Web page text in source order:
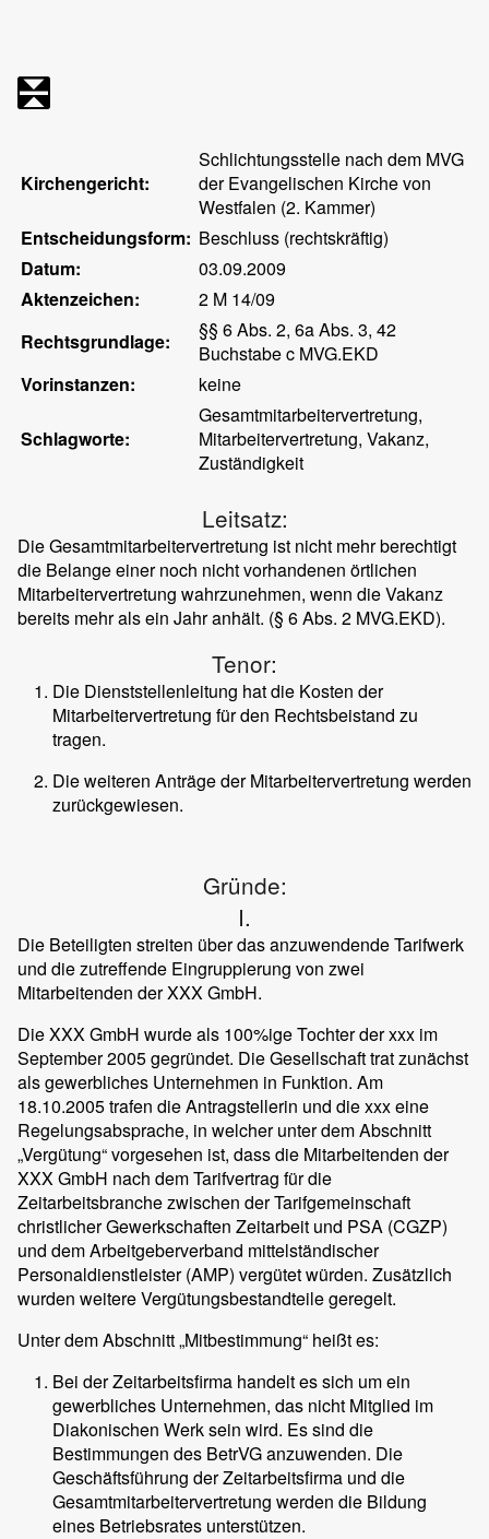
Kirchengericht:
Schlichtungsstelle nach dem MVG
der Evangelischen Kirche von
Westfalen (2. Kammer)
Entscheidungsform: Beschluss (rechtskräftig)
Datum:
03.09.2009
Aktenzeichen:
2 M 14/09
Rechtsgrundlage:
§§ 6 Abs. 2, 6a Abs. 3, 42
Buchstabe c MVG.EKD
Vorinstanzen:
keine
Schlagworte:
Gesamtmitarbeitervertretung,
Mitarbeitervertretung, Vakanz,
Zuständigkeit
Leitsatz:
Die Gesamtmitarbeitervertretung ist nicht mehr berechtigt
die Belange einer noch nicht vorhandenen örtlichen
Mitarbeitervertretung wahrzunehmen, wenn die Vakanz
bereits mehr als ein Jahr anhält. (§ 6 Abs. 2 MVG.EKD).
Tenor:
Die Dienststellenleitung hat die Kosten der
Mitarbeitervertretung für den Rechtsbeistand zu
tragen.
Die weiteren Anträge der Mitarbeitervertretung werden
zurückgewiesen.
Gründe:
I.
Die Beteiligten streiten über das anzuwendende Tarifwerk
und die zutreffende Eingruppierung von zwei
Mitarbeitenden der XXX GmbH.
Die XXX GmbH wurde als 100%ige Tochter der xxx im
September 2005 gegründet. Die Gesellschaft trat zunächst
als gewerbliches Unternehmen in Funktion. Am
18.10.2005 trafen die Antragstellerin und die xxx eine
Regelungsabsprache, in welcher unter dem Abschnitt
„Vergütung“ vorgesehen ist, dass die Mitarbeitenden der
XXX GmbH nach dem Tarifvertrag für die
Zeitarbeitsbranche zwischen der Tarifgemeinschaft
christlicher Gewerkschaften Zeitarbeit und PSA (CGZP)
und dem Arbeitgeberverband mittelständischer
Personaldienstleister (AMP) vergütet würden. Zusätzlich
wurden weitere Vergütungsbestandteile geregelt.
Unter dem Abschnitt „Mitbestimmung“ heißt es:
Bei der Zeitarbeitsfirma handelt es sich um ein
gewerbliches Unternehmen, das nicht Mitglied im
Diakonischen Werk sein wird. Es sind die
Bestimmungen des BetrVG anzuwenden. Die
Geschäftsführung der Zeitarbeitsfirma und die
Gesamtmitarbeitervertretung werden die Bildung
eines Betriebsrates unterstützen.